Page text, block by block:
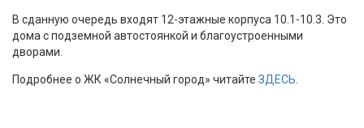
В сданную очередь входят 12-этажные корпуса 10.1-10.3. Это
дома с подземной автостоянкой и благоустроенными
дворами.
Подробнее о ЖК «Солнечный город» читайте ЗДЕСЬ